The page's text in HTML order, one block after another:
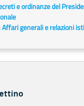
e ordinanze del
Affari generali e relazioni